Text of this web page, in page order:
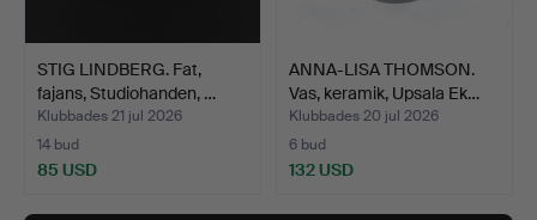
STIG LINDBERG. Fat,
fajans, Studiohanden, …
Klubbades 21 jul 2026
14 bud
85 USD
ANNA-LISA THOMSON.
Vas, keramik, Upsala Ek…
Klubbades 20 jul 2026
6 bud
132 USD